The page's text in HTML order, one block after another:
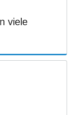
viele